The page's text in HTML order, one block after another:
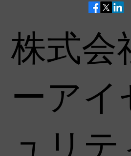
株式会
ーアイ
ュリテ